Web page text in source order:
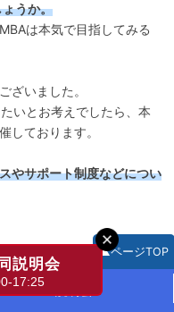
うか。
は本気で目指してみる
ざいました。
いとお考えでしたら、本
しております。
やサポート制度などについ
▲ページTOP
説明会
17:25